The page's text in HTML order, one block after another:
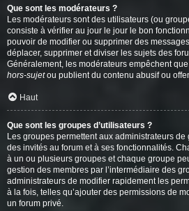
Que sont les modérateurs ?
Les modérateurs sont des utilisateurs (ou
consiste à vérifier au jour le jour le bon
pouvoir de modifier ou supprimer des
déplacer, supprimer et diviser les sujets des
Généralement, les modérateurs empêchent
hors-sujetou publient du contenu abusif ou
Haut
Que sont les groupes d’utilisateurs ?
Les groupes permettent aux administrateurs de
des invités au forum et à ses fonctionnalités.
à un ou plusieurs groupes et chaque groupe
gestion des membres par l’intermédiaire des
administrateurs de modifier rapidement les
à la fois, telles qu’ajouter des permissions de
un forum privé.